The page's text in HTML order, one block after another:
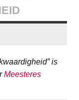
is
Meesteres